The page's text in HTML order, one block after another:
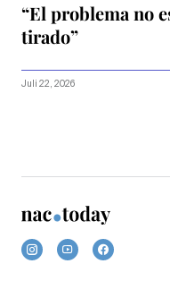
“El problema no
tirado”
Juli 22, 2026